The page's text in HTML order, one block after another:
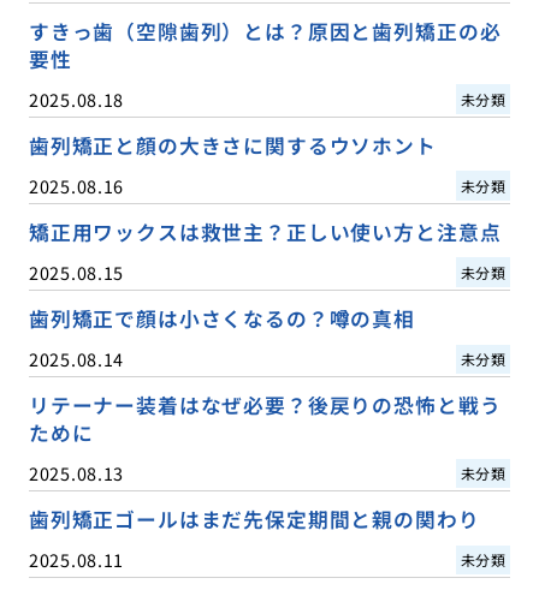
すきっ歯（空隙歯列）とは？原因と歯列矯正の必
要性
2025.08.18 未分類
歯列矯正と顔の大きさに関するウソホント
2025.08.16 未分類
矯正用ワックスは救世主？正しい使い方と注意点
2025.08.15 未分類
歯列矯正で顔は小さくなるの？噂の真相
2025.08.14 未分類
リテーナー装着はなぜ必要？後戻りの恐怖と戦う
ために
2025.08.13 未分類
歯列矯正ゴールはまだ先保定期間と親の関わり
2025.08.11 未分類